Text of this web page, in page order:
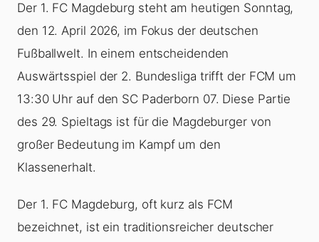
Der 1. FC Magdeburg steht am heutigen Sonntag,
den 12. April 2026, im Fokus der deutschen
Fußballwelt. In einem entscheidenden
Auswärtsspiel der 2. Bundesliga trifft der FCM um
13:30 Uhr auf den SC Paderborn 07. Diese Partie
des 29. Spieltags ist für die Magdeburger von
großer Bedeutung im Kampf um den
Klassenerhalt.
Der 1. FC Magdeburg, oft kurz als FCM
bezeichnet, ist ein traditionsreicher deutscher